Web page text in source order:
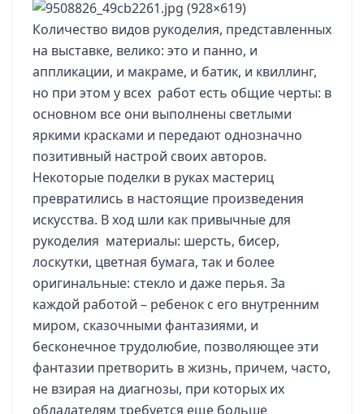
Количество видов рукоделия, представленных
на выставке, велико: это и панно, и
аппликации, и макраме, и батик, и квиллинг,
но при этом у всех работ есть общие черты: в
основном все они выполнены светлыми
яркими красками и передают однозначно
позитивный настрой своих авторов.
Некоторые поделки в руках мастериц
превратились в настоящие произведения
искусства. В ход шли как привычные для
рукоделия материалы: шерсть, бисер,
лоскутки, цветная бумага, так и более
оригинальные: стекло и даже перья. За
каждой работой – ребенок с его внутренним
миром, сказочными фантазиями, и
бесконечное трудолюбие, позволяющее эти
фантазии претворить в жизнь, причем, часто,
не взирая на диагнозы, при которых их
обладателям требуется еще больше